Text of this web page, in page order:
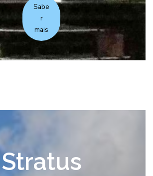
Sabe
r
mais
Stratus